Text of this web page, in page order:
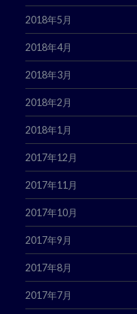
2018年5月
2018年4月
2018年3月
2018年2月
2018年1月
2017年12月
2017年11月
2017年10月
2017年9月
2017年8月
2017年7月